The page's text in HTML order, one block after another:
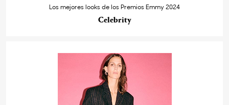
Los mejores looks de los Premios Emmy 2024
Celebrity